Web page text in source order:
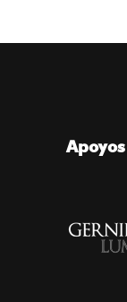
Apoyos